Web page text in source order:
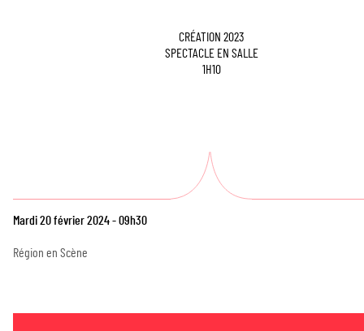
CRÉATION 2023
SPECTACLE EN SALLE
1H10
Mardi 20 février 2024 - 09h30
Région en Scène